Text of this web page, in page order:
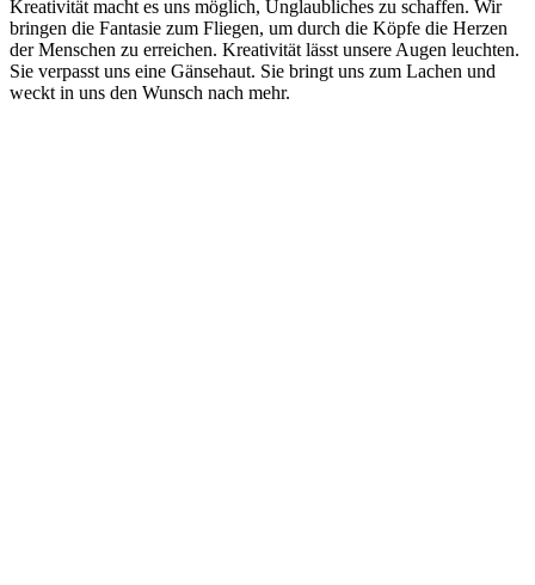
Kreativität macht es uns möglich, Unglaubliches zu schaffen. Wir
bringen die Fantasie zum Fliegen, um durch die Köpfe die Herzen
der Menschen zu erreichen. Kreativität lässt unsere Augen leuchten.
Sie verpasst uns eine Gänsehaut. Sie bringt uns zum Lachen und
weckt in uns den Wunsch nach mehr.